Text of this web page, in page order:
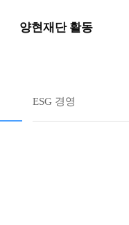
양현재단 활동
ESG 경영